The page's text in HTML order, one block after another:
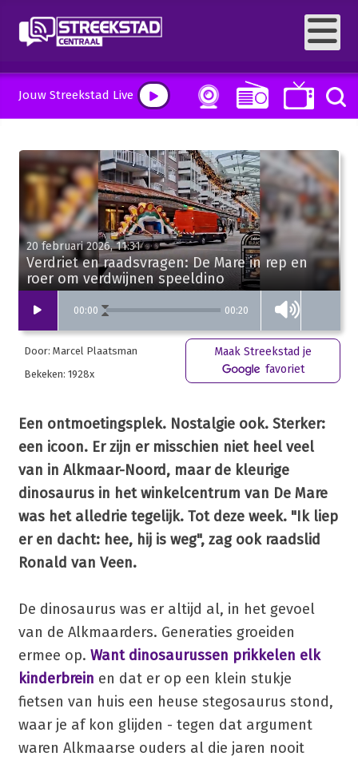
Jouw Streekstad Live
00:00 00:20
20 februari 2026, 11:31
Verdriet en raadsvragen: De Mare in rep en
roer om verdwijnen speeldino
Door: Marcel Plaatsman
Bekeken: 1928x
Maak Streekstad je
favoriet
Een ontmoetingsplek. Nostalgie ook. Sterker:
een icoon. Er zijn er misschien niet heel veel
van in Alkmaar-Noord, maar de kleurige
dinosaurus in het winkelcentrum van De Mare
was het alledrie tegelijk. Tot deze week. "Ik liep
er en dacht: hee, hij is weg", zag ook raadslid
Ronald van Veen.
De dinosaurus was er altijd al, in het gevoel
van de Alkmaarders. Generaties groeiden
ermee op. Want dinosaurussen prikkelen elk
kinderbrein en dat er op een klein stukje
fietsen van huis een heuse stegosaurus stond,
waar je af kon glijden - tegen dat argument
waren Alkmaarse ouders al die jaren nooit